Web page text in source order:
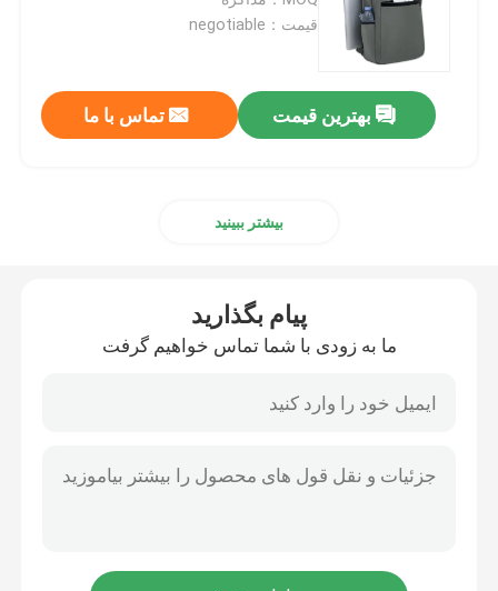
کیف کاری
دستگیرهای کیف لپ تاپ
پوشش کیف آی پد
قاب محافظ آیفون
لوازم جانبی کیف لپ تاپ
قیمت：negotiable
بهترین قیمت تماس با ما
بیشتر ببینید
پیام بگذارید
ما به زودی با شما تماس خواهیم گرفت